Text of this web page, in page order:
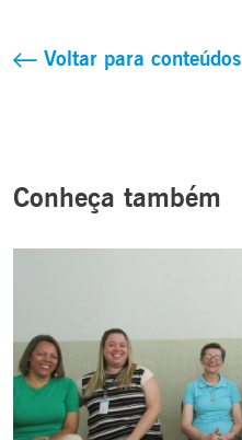
Voltar para conteúdos
Conheça também